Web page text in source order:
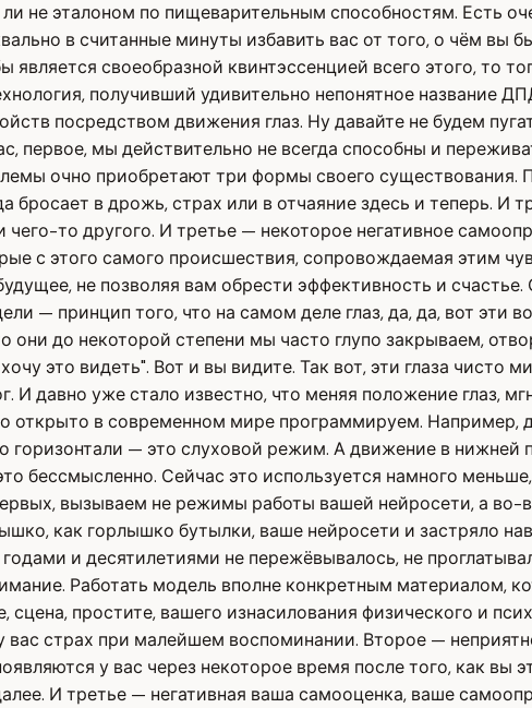
не эталоном по пищеварительным способностям. Есть
в считанные минуты избавить вас от того, о чём вы
своеобразной квинтэссенцией всего этого, то
получивший удивительно непонятное название
посредством движения глаз. Ну давайте не будем
мы действительно не всегда способны и
очно приобретают три формы своего существования.
бросает в дрожь, страх или в отчаяние здесь и теперь.
то другого. И третье — некоторое негативное
с этого самого происшествия, сопровождаемая этим
не позволяя вам обрести эффективность и
— принцип того, что на самом деле глаз, да, да, вот эти
они до некоторой степени мы часто глупо закрываем,
это видеть". Вот и вы видите. Так вот, эти глаза чисто
И давно уже стало известно, что меняя положение глаз,
открыто в современном мире программируем. Например,
— это слуховой режим. А движение в
бессмысленно. Сейчас это используется намного
вызываем не режимы работы вашей нейросети, а во-
как горлышко бутылки, ваше нейросети и застряло
и десятилетиями не пережёвывалось, не
Работать модель вполне конкретным материалом,
простите, вашего изнасилования физического и
вас страх при малейшем воспоминании. Второе —
у вас через некоторое время после того, как вы
И третье — негативная ваша самооценка, ваше